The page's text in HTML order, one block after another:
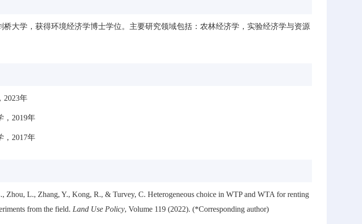
桥大学，获得环境经济学博士学位。主要研究领域包括：农林经济学，实验经济学与资源
2023年
，2019年
，2017年
Zhou, L., Zhang, Y., Kong, R., & Turvey, C. Heterogeneous choice in WTP and WTA for renting
from the field. Land Use Policy, Volume 119 (2022). (*Corresponding author)